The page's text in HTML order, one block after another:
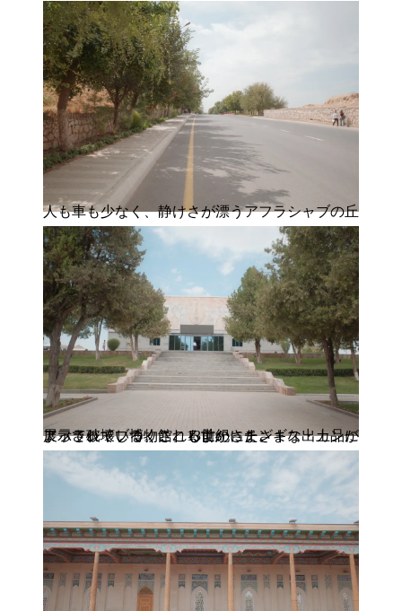
人も車も少なく、静けさが漂うアフラシャブの丘
アフラシャブ博物館。13世紀にチンギス・カンによって破壊しつくされる前のさまざまな出土品が展示されている。ここもよかった。